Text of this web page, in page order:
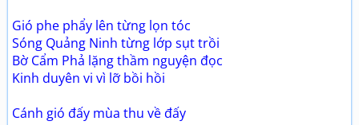
Gió phe phẩy lên từng lọn tóc
Sóng Quảng Ninh từng lớp sụt trồi
Bờ Cẩm Phả lặng thầm nguyện đọc
Kinh duyên vi vì lỡ bồi hồi
Cánh gió đấy mùa thu về đấy